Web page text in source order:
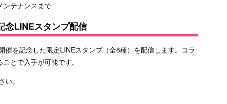
ンテナンスまで
念LINEスタンプ配信
催を記念した限定LINEスタンプ（全8種）を配信します。コラ
とで入手が可能です。
。